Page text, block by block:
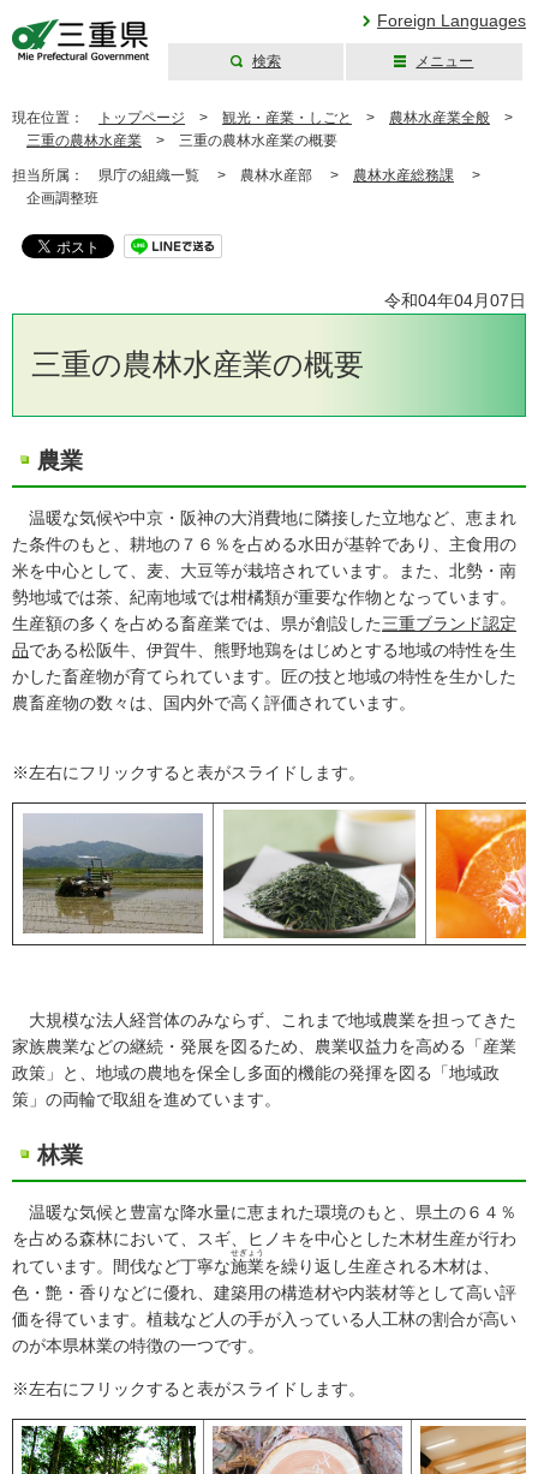
Foreign Languages
検索 メニュー
現在位置： トップページ > 観光・産業・しごと > 農林水産業全般 >
三重の農林水産業 > 三重の農林水産業の概要
担当所属： 県庁の組織一覧 > 農林水産部 > 農林水産総務課 >
企画調整班
令和04年04月07日
三重の農林水産業の概要
農業
温暖な気候や中京・阪神の大消費地に隣接した立地など、恵まれ
た条件のもと、耕地の７６％を占める水田が基幹であり、主食用の
米を中心として、麦、大豆等が栽培されています。また、北勢・南
勢地域では茶、紀南地域では柑橘類が重要な作物となっています。
生産額の多くを占める畜産業では、県が創設した三重ブランド認定
品である松阪牛、伊賀牛、熊野地鶏をはじめとする地域の特性を生
かした畜産物が育てられています。匠の技と地域の特性を生かした
農畜産物の数々は、国内外で高く評価されています。
※左右にフリックすると表がスライドします。
大規模な法人経営体のみならず、これまで地域農業を担ってきた
家族農業などの継続・発展を図るため、農業収益力を高める「産業
政策」と、地域の農地を保全し多面的機能の発揮を図る「地域政
策」の両輪で取組を進めています。
林業
温暖な気候と豊富な降水量に恵まれた環境のもと、県土の６４％
を占める森林において、スギ、ヒノキを中心とした木材生産が行わ
れています。間伐など丁寧な施業
せぎょう
を繰り返し生産される木材は、
色・艶・香りなどに優れ、建築用の構造材や内装材等として高い評
価を得ています。植栽など人の手が入っている人工林の割合が高い
のが本県林業の特徴の一つです。
※左右にフリックすると表がスライドします。